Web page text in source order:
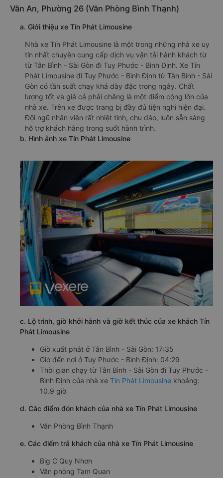
Văn An, Phường 26 (Văn Phòng Bình Thạnh)
a. Giới thiệu xe Tín Phát Limousine
Nhà xe Tín Phát Limousine là một trong những nhà xe uy
tín nhất chuyên cung cấp dịch vụ vận tải hành khách từ
từ Tân Bình - Sài Gòn đi Tuy Phước - Bình Định. Xe Tín
Phát Limousine đi Tuy Phước - Bình Định từ Tân Bình - Sài
Gòn có tần suất chạy khá dày đặc trong ngày. Chất
lượng tốt và giá cả phải chăng là một điểm cộng lớn của
nhà xe. Trên xe được trang bị đầy đủ tiện nghi hiện đại.
Đội ngũ nhân viên rất nhiệt tình, chu đáo, luôn sẵn sàng
hỗ trợ khách hàng trong suốt hành trình.
b. Hình ảnh xe Tín Phát Limousine
c. Lộ trình, giờ khởi hành và giờ kết thúc của xe khách Tín
Phát Limousine
Giờ xuất phát ở Tân Bình - Sài Gòn: 17:35
Giờ đến nơi ở Tuy Phước - Bình Định: 04:29
Thời gian chạy từ Tân Bình - Sài Gòn đi Tuy Phước -
Bình Định của nhà xe Tín Phát Limousine khoảng:
10.9 giờ
d. Các điểm đón khách của nhà xe Tín Phát Limousine
Văn Phòng Bình Thạnh
e. Các điểm trả khách của nhà xe Tín Phát Limousine
Big C Quy Nhơn
Văn phòng Tam Quan